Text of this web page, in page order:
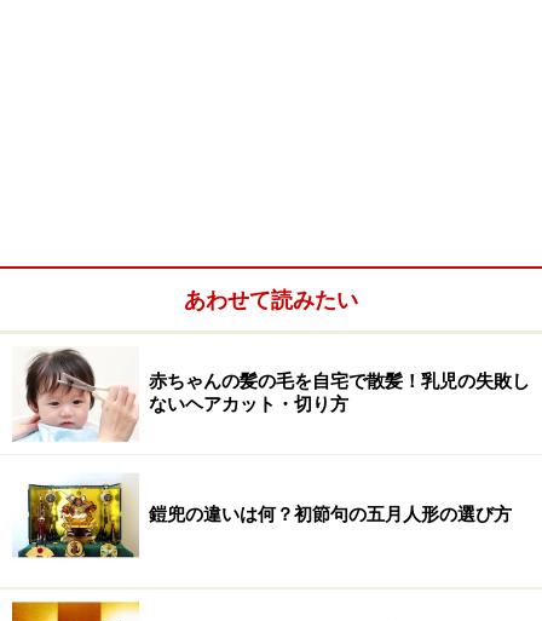
あわせて読みたい
赤ちゃんの髪の毛を自宅で散髪！乳児の失敗し
ないヘアカット・切り方
鎧兜の違いは何？初節句の五月人形の選び方